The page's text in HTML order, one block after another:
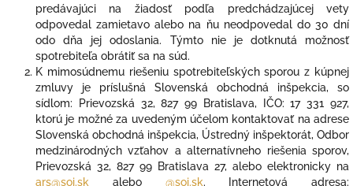
predávajúci na žiadosť podľa predchádzajúcej vety
odpovedal zamietavo alebo na ňu neodpovedal do 30 dní
odo dňa jej odoslania. Týmto nie je dotknutá možnosť
spotrebiteľa obrátiť sa na súd.
K mimosúdnemu riešeniu spotrebiteľských sporou z kúpnej
zmluvy je príslušná Slovenská obchodná inšpekcia, so
sídlom: Prievozská 32, 827 99 Bratislava, IČO: 17 331 927,
ktorú je možné za uvedeným účelom kontaktovať na adrese
Slovenská obchodná inšpekcia, Ústredný inšpektorát, Odbor
medzinárodných vzťahov a alternatívneho riešenia sporov,
Prievozská 32, 827 99 Bratislava 27, alebo elektronicky na
ars@soi.sk alebo @soi.sk. Internetová adresa: